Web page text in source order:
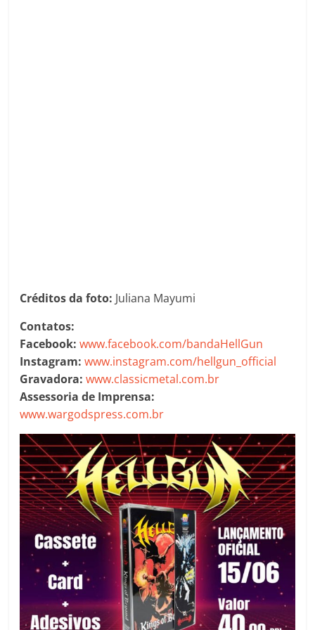
Créditos da foto: Juliana Mayumi
Contatos:
Facebook: www.facebook.com/bandaHellGun
Instagram: www.instagram.com/hellgun_official
Gravadora: www.classicmetal.com.br
Assessoria de Imprensa:
www.wargodspress.com.br